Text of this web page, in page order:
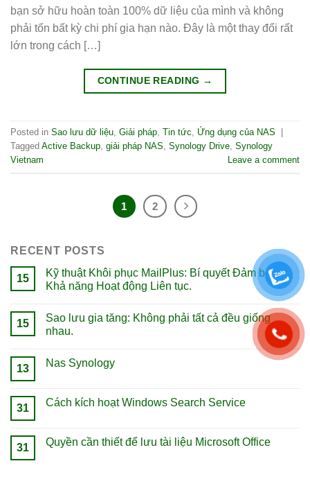
bạn sở hữu hoàn toàn 100% dữ liệu của mình và không
phải tốn bất kỳ chi phí gia hạn nào. Đây là một thay đổi rất
lớn trong cách […]
CONTINUE READING →
Posted in Sao lưu dữ liệu, Giải pháp, Tin tức, Ứng dụng của NAS
Tagged Active Backup, giải pháp NAS, Synology Drive, Synology
Vietnam
Leave a comment
1 2
RECENT POSTS
15
Kỹ thuật Khôi phục MailPlus: Bí quyết Đảm bảo
Khả năng Hoạt động Liên tục.
15
Sao lưu gia tăng: Không phải tất cả đều giống
nhau.
13 Nas Synology
31 Cách kích hoạt Windows Search Service
31 Quyền cần thiết để lưu tài liệu Microsoft Office